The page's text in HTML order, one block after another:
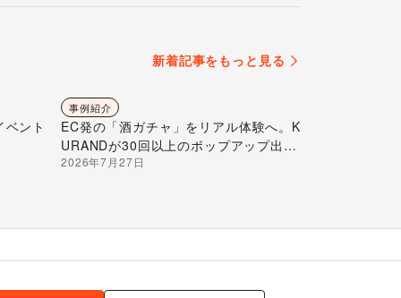
新着記事をもっと見る
ント
事例紹介
EC発の「酒ガチャ」をリアル体験へ。K
URANDが30回以上のポップアップ出店
で届ける“新しいお酒との出会い”
2026年7月27日